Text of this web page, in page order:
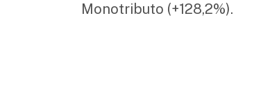
Monotributo (+128,2%).